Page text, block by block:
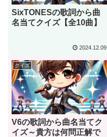
SixTONESの歌詞から曲
名当てクイズ【全10曲】
2024.12.09
クイズ
V6の歌詞から曲名当てク
イズ～貴方は何問正解で